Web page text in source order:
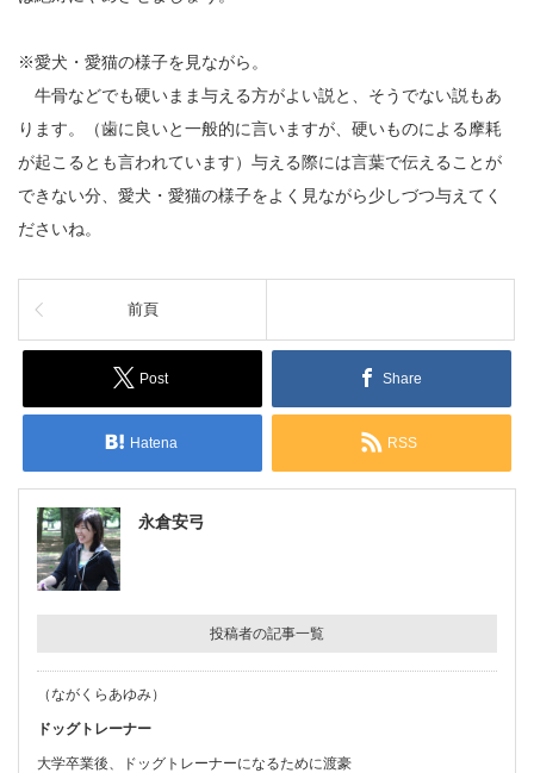
※愛犬・愛猫の様子を見ながら。
牛骨などでも硬いまま与える方がよい説と、そうでない説もあ
ります。（歯に良いと一般的に言いますが、硬いものによる摩耗
が起こるとも言われています）与える際には言葉で伝えることが
できない分、愛犬・愛猫の様子をよく見ながら少しづつ与えてく
ださいね。
前頁
Post Share
Hatena RSS
永倉安弓
投稿者の記事一覧
（ながくらあゆみ）
ドッグトレーナー
大学卒業後、ドッグトレーナーになるために渡豪